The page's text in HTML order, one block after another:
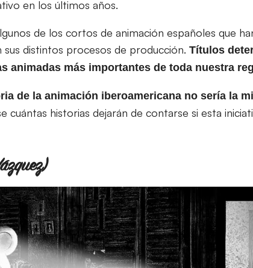
en los últimos años.
de los cortos de animación españoles que
distintos procesos de producción. Títulos
animadas más importantes de toda nuestra
de la animación iberoamericana no sería la
cuántas historias dejarán de contarse si esta